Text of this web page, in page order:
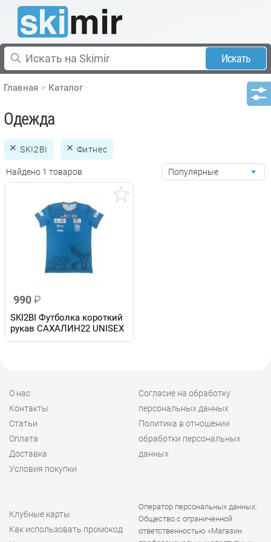
Искать
Главная Каталог
Одежда
SKI2BI Фитнес
Найдено 1 товаров Популярные
990₽
SKI2BI Футболка короткий
рукав САХАЛИН22 UNISEX
О нас
Контакты
Статьи
Оплата
Доставка
Условия покупки
Согласие на обработку
персональных данных
Политика в отношении
обработки персональных
данных
Клубные карты
Как использовать промокод
Оператор персональных данных:
Общество с ограниченной
ответственностью «Магазин